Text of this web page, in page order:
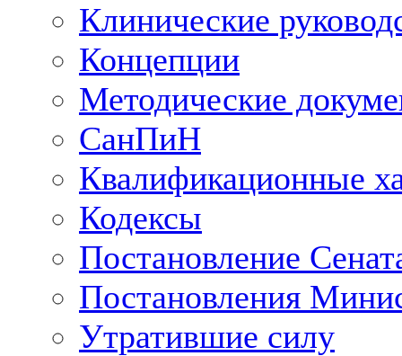
Клинические
Концепции
Методические
СанПиН
Квалификационные
Кодексы
Постановление
Постановления
Утратившие силу